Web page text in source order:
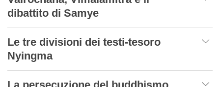
dibattito di Samye
Le tre divisioni dei testi-tesoro
Nyingma